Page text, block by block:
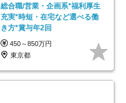
総合職/営業・企画系*福利厚生
充実*時短・在宅など選べる働
き方*賞与年2回
450～850万円
東京都